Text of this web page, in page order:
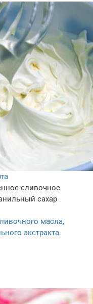
сливочное
сахар
масла,
экстракта.